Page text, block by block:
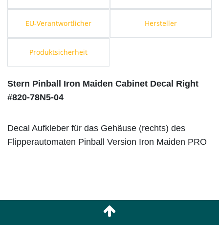
EU-Verantwortlicher Hersteller
Produktsicherheit
Stern Pinball Iron Maiden Cabinet Decal Right
#820-78N5-04
Decal Aufkleber für das Gehäuse (rechts) des
Flipperautomaten Pinball Version Iron Maiden PRO